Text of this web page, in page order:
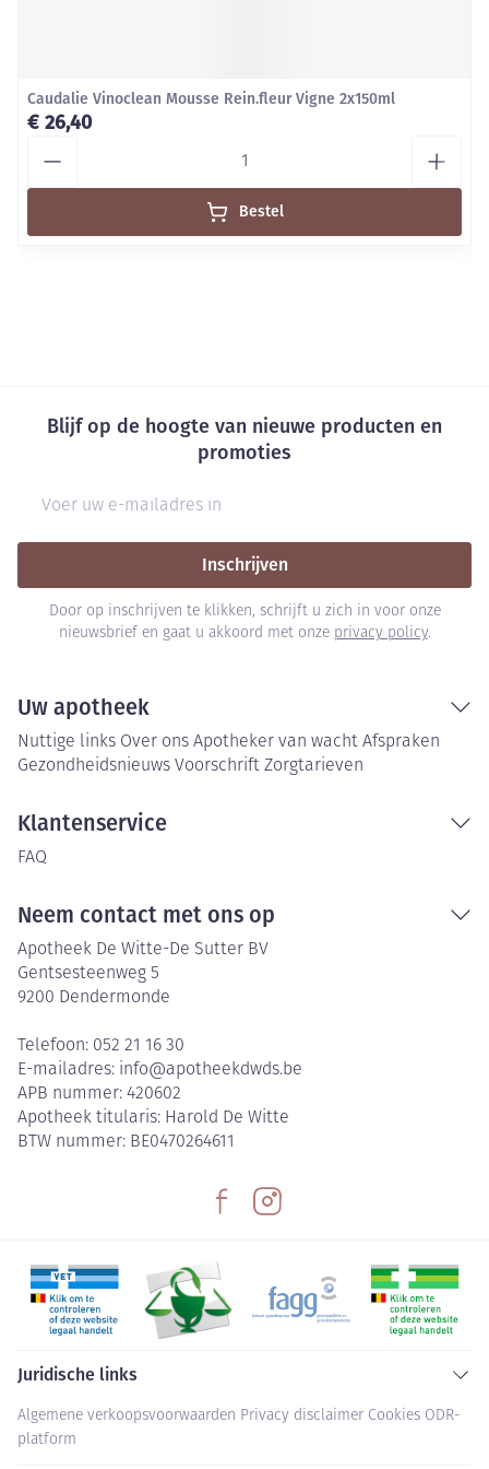
Caudalie Vinoclean Mousse Rein.fleur Vigne 2x150ml
€ 26,40
Bestel
Blijf op de hoogte van nieuwe producten en
promoties
Inschrijven
Door op inschrijven te klikken, schrijft u zich in voor onze
nieuwsbrief en gaat u akkoord met onze privacy policy.
Uw apotheek
Nuttige links Over ons Apotheker van wacht Afspraken
Gezondheidsnieuws Voorschrift Zorgtarieven
Klantenservice
FAQ
Neem contact met ons op
Apotheek De Witte-De Sutter BV
Gentsesteenweg 5
9200 Dendermonde
Telefoon: 052 21 16 30
E-mailadres: info@apotheekdwds.be
APB nummer: 420602
Apotheek titularis: Harold De Witte
BTW nummer: BE0470264611
Juridische links
Algemene verkoopsvoorwaarden Privacy disclaimer Cookies ODR-
platform